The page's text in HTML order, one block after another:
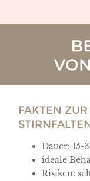
FAKTEN
Dauer: 15-
ideale
Risiken: